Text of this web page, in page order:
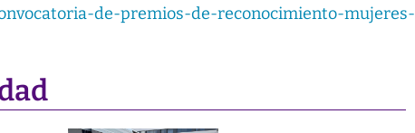
de-premios-de-reconocimiento-mujeres-